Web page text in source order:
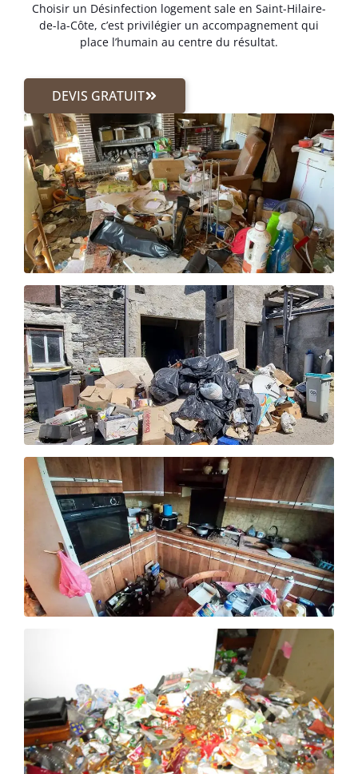
Choisir un Désinfection logement sale en Saint-Hilaire-
de-la-Côte, c’est privilégier un accompagnement qui
place l’humain au centre du résultat.
DEVIS GRATUIT